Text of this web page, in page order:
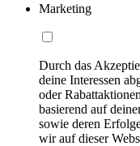
Marketing
Durch das
deine Interessen
oder
basierend auf
sowie deren
wir auf dieser